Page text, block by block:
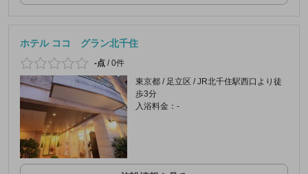
ホテル ココ グラン北千住
-点 /0件
東京都 / 足立区 / JR北千住駅西口より徒
歩3分
入浴料金：-